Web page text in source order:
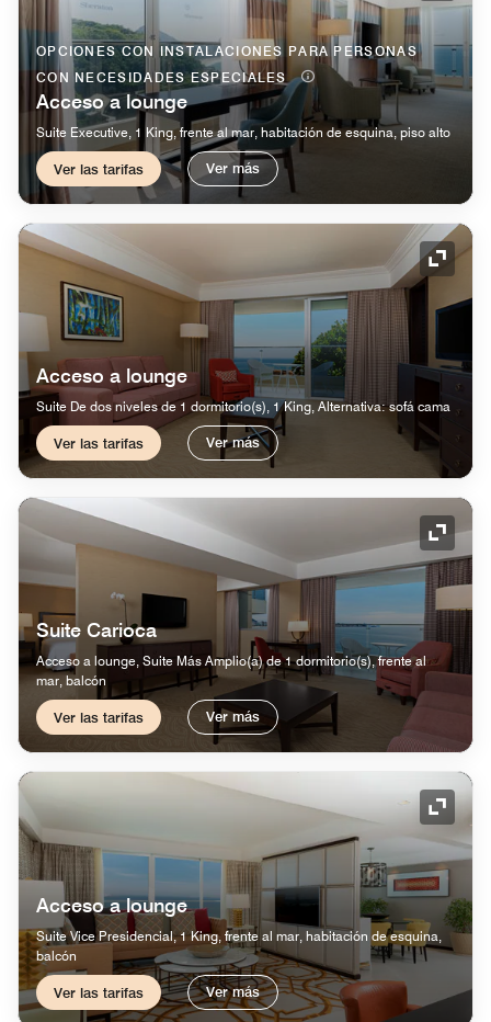
OPCIONES CON INSTALACIONES PARA PERSONAS
CON NECESIDADES ESPECIALES
Acceso a lounge
Suite Executive, 1 King, frente al mar, habitación de esquina, piso alto
Ver las tarifas Ver más
Icono
Acceso a lounge
Suite De dos niveles de 1 dormitorio(s), 1 King, Alternativa: sofá cama
Ver las tarifas Ver más
Icono
Suite Carioca
Acceso a lounge, Suite Más Amplio(a) de 1 dormitorio(s), frente al
mar, balcón
Ver las tarifas Ver más
Icono
Acceso a lounge
Suite Vice Presidencial, 1 King, frente al mar, habitación de esquina,
balcón
Ver las tarifas Ver más